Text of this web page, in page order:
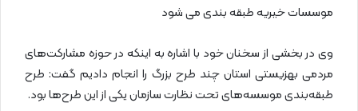
موسسات خیریه طبقه بندی می شود
وی در بخشی از سخنان خود با اشاره به اینکه در حوزه مشارکت‌های
مردمی بهزیستی استان چند طرح بزرگ را انجام دادیم گفت: طرح
طبقه‌بندی موسسه‌های تحت نظارت سازمان یکی از این طرح‌ها بود.